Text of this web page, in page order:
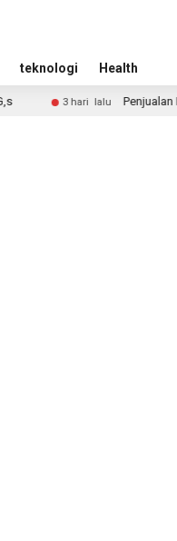
teknologi Health
3 hari lalu Penjualan